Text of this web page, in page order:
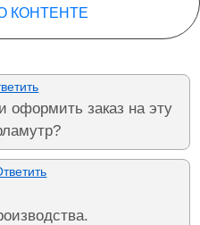
КОНТЕНТЕ
оформить заказ на эту